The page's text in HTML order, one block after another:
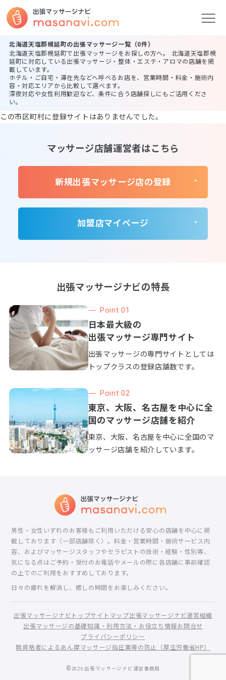
北海道天塩郡幌延町の出張マッサージ一覧（0件）
北海道天塩郡幌延町で出張マッサージをお探しの方へ。 北海道天塩郡幌
延町に対応している出張マッサージ・整体・エステ・アロマの店舗を掲
載しています。
ホテル・ご自宅・滞在先などへ呼べるお店を、営業時間・料金・施術内
容・対応エリアから比較して選べます。
深夜対応や女性利用歓迎など、条件に合う店舗探しにもご活用くださ
い。
この市区町村に登録サイトはありませんでした。
マッサージ店舗運営者はこちら
新規出張マッサージ店の登録
加盟店マイページ
出張マッサージナビの特長
Point 01
日本最大級の
出張マッサージ専門サイト
出張マッサージの専門サイトとしては
トップクラスの登録店舗数です。
Point 02
東京、大阪、名古屋を中心に全
国のマッサージ店舗を紹介
東京、大阪、名古屋を中心に全国のマ
ッサージ店舗を紹介しています。
男性・女性いずれのお客様もご利用いただける安心の店舗を中心に掲
載しております（一部店舗除く）。料金・営業時間・施術サービス内
容、およびマッサージスタッフやセラピストの技術・経験・性別等、
気になる点はご予約・受付のお電話やメールの際に各店舗に事前確認
の上でのご利用をおすすめしております。
日々の疲れを解消し、癒しの時間をお楽しみください。
出張マッサージナビトップサイトマップ出張マッサージナビ運営組織
出張マッサージの基礎知識・利用方法・お役立ち情報お問合せ
プライバシーポリシー
無資格者によるあん摩マッサージ指圧業等の防止（厚生労働省HP）
©2026 出張マッサージナビ運営事務局